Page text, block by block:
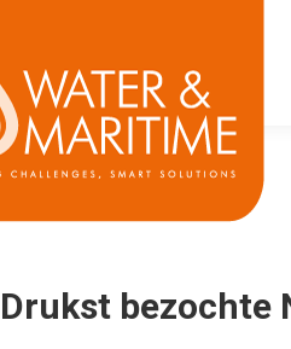
Drukst bezochte